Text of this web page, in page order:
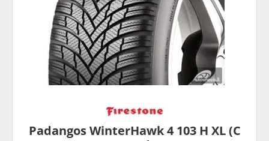
Padangos WinterHawk 4 103 H XL (C